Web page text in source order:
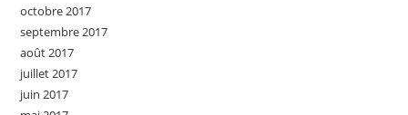
octobre 2017
septembre 2017
août 2017
juillet 2017
juin 2017